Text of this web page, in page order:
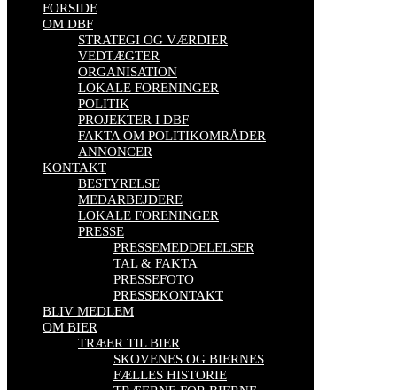
FORSIDE
OM DBF
STRATEGI OG VÆRDIER
VEDTÆGTER
ORGANISATION
LOKALE FORENINGER
POLITIK
PROJEKTER I DBF
FAKTA OM POLITIKOMRÅDER
ANNONCER
KONTAKT
BESTYRELSE
MEDARBEJDERE
LOKALE FORENINGER
PRESSE
PRESSEMEDDELELSER
TAL & FAKTA
PRESSEFOTO
PRESSEKONTAKT
BLIV MEDLEM
OM BIER
TRÆER TIL BIER
SKOVENES OG BIERNES
FÆLLES HISTORIE